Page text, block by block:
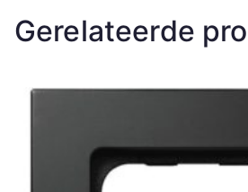
Gerelateerde